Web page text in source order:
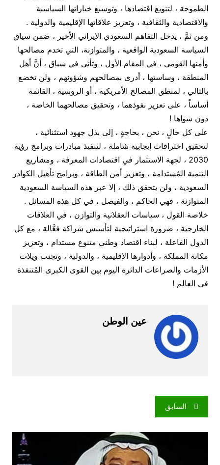
الطموحة ، لتنويع اقتصادها ، وتوسيع خياراتها السياسية
والاقتصادية والثقافية ، وتعزيز علاقاتها الإقليمية والدولية .
ومن ثمَّ ، يدخل التفاهم السعودي الإيراني الأخير ، ضمن سياق
السياسة السعودية الواقعية ، والمتوازنة، التي تخدم مصالحها
وأمنها القومي ، في المقام الأول ، وتأتي في سياق ، أنَّ أهل
المنطقة ، وساستها ، أدرى بمصالحهم وشؤونهم ، ولن تخضع
بالتالي ، لمنطق المصالح الأمريكية ، أو الروسية ، القائمة
أساساً ، على تعزيز نفوذهما ، وتحقيق مصالحهما الخاصة ،
دون سواها !
على كل حالٍ ، نحن ، بحاجةٍ ، إلى بذل جهود استثنائية ،
لتحقيق اختراقات إيجابية شاملة ، لتنفيذ مبادرات وبرامج رؤية
2030 ، لجهة الاستثمار في اقتصادات المعرفة ، ومشاريع
التنمية المُستدامة ، وتعزيز أمن الطاقة ، وبرامج تأهيل الكوادر
السعودية ، ولن يتحقق ذلك ، إلا عبر هذه السياسة السعودية
المتوازنة ، فهي الحاكم ، والفيصل ، في كل هذه المسائل .
خلاصة القول ، سياسات العقلانية والتوازن ، في العلاقات
الخارجية ، ضرورة استراتيجية لتأسيس شراكة فعَّالة ، مع كل
الدول الفاعلة ، لبناء اقتصاد وطني متنوع مستدام ، وتعزيز
مكانة المملكة ، وأدوارها الإقليمية ، والدولية ، وتجنب ويلات
الأزمات والصراعات الدائرة اليوم بين القوى الكبرى المُتنفذة
في العالم !
عين الوطن
تصفّح
المقالات
السابق